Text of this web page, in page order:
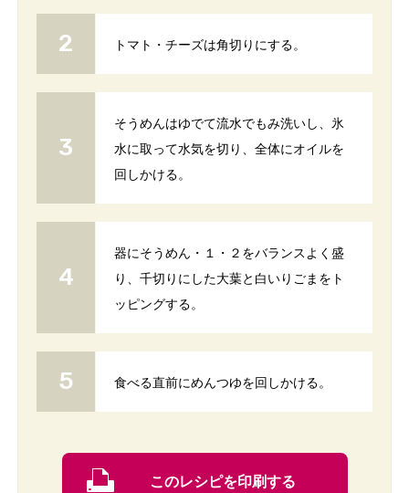
トマト・チーズは角切りにする。
そうめんはゆでて流水でもみ洗いし、氷
水に取って水気を切り、全体にオイルを
回しかける。
器にそうめん・１・２をバランスよく盛
り、千切りにした大葉と白いりごまをト
ッピングする。
食べる直前にめんつゆを回しかける。
このレシピを印刷する